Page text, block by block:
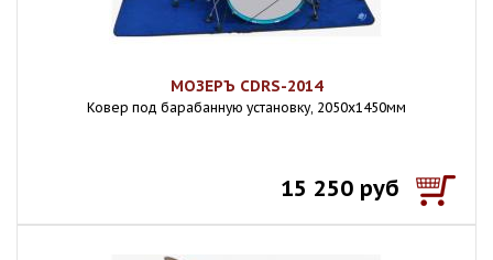
МОЗЕРЪ CDRS-2014
Ковер под барабанную установку, 2050х1450мм
15 250 руб